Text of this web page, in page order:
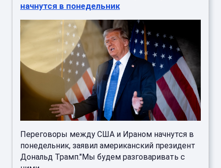
начнутся в понедельник
Переговоры между США и Ираном начнутся в
понедельник, заявил американский президент
Дональд Трамп."Мы будем разговаривать с